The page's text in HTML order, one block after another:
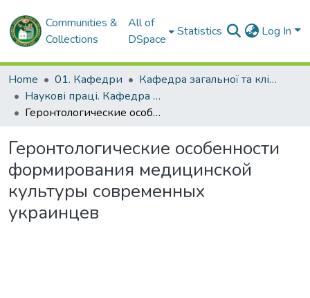
Communities &
Collections
All of
DSpace
Statistics Log In
Home 01. Кафедри
Кафедра загальної та клінічної патологічної фізіології імені Д.О. Альперна
Наукові праці. Кафедра загальної та клінічної патофізіології імені Д.О. Альперна
Геронтологические особенности формирования медицинской культуры современных украинцев
Геронтологические особенности
формирования медицинской
культуры современных
украинцев